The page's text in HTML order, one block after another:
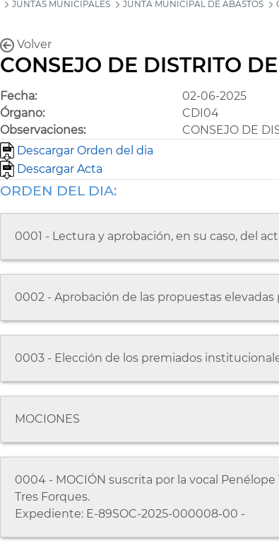
JUNTAS MUNICIPALES
JUNTA MUNICIPAL DE ABASTOS
Volver
CONSEJO DE DISTRITO
Fecha: 02-06-2025
Órgano:
CDI04
Observaciones:
CONSEJO DE
Descargar Orden del dia
Descargar Acta
ORDEN DEL DIA:
0001 - Lectura y aprobación, en su caso, del
0002 - Aprobación de las propuestas
0003 - Elección de los premiados
MOCIONES
0004 - MOCIÓN suscrita por la vocal
Tres Forques.
Expediente: E-89SOC-2025-000008-00 -